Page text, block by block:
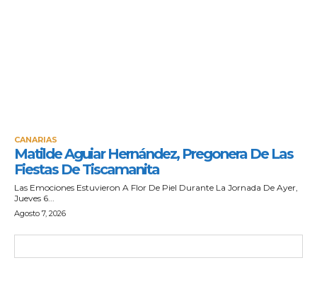
CANARIAS
Matilde Aguiar Hernández, Pregonera De Las
Fiestas De Tiscamanita
Las Emociones Estuvieron A Flor De Piel Durante La Jornada De Ayer,
Jueves 6...
Agosto 7, 2026